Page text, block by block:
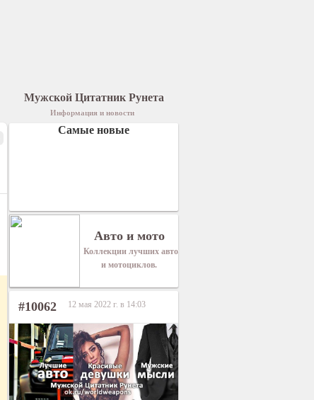
Мужской Цитатник Рунета
Информация и новости
Самые новые
Авто и мото
Коллекции лучших авто
и мотоциклов.
#10062 12 мая 2022 г. в 14:03